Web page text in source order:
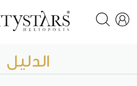
الدليل